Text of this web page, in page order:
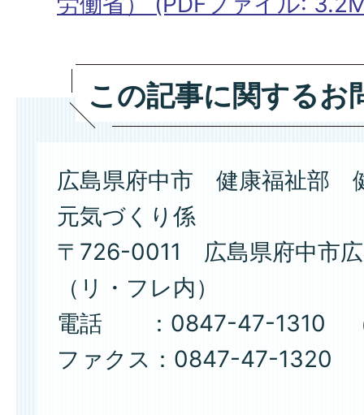
この記事に関するお
広島県府中市 健康福祉部
元気づくり係
〒726-0011 広島県府中市
（リ・フレ内）
電話 ：0847-47-1310
ファクス：0847-47-1320